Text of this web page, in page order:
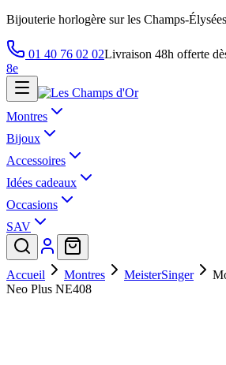
Bijouterie horlogère sur les Champs-
01 40 76 02 02Livraison 48h offerte
8e
Montres
Bijoux
Accessoires
Idées cadeaux
Occasions
SAV
Accueil Montres MeisterSinger
Neo Plus NE408